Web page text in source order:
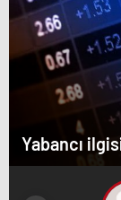
Yabancı